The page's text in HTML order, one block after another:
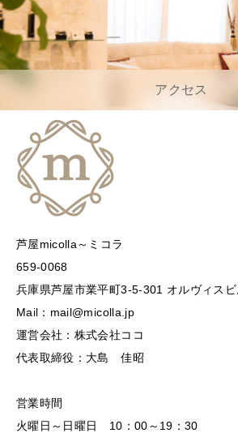
アクセス
芦屋micolla～ミコラ
659-0068
兵庫県芦屋市業平町3-5-301 オルヴィス
Mail：mail@micolla.jp
運営会社：株式会社ココ
代表取締役：大島 佳昭
営業時間
火曜日～日曜日 10：00～19：30